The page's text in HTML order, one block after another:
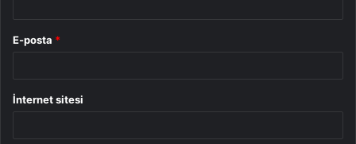
E-posta *
İnternet sitesi